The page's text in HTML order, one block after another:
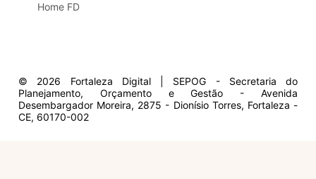
Home FD
© 2026 Fortaleza Digital | SEPOG - Secretaria do
Planejamento, Orçamento e Gestão - Avenida
Desembargador Moreira, 2875 - Dionísio Torres, Fortaleza -
CE, 60170-002